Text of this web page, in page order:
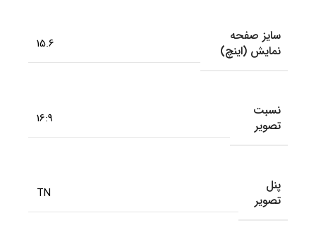
سایز صفحه
نمایش (اینچ)
15.6
نسبت
تصویر
16:9
پنل
تصویر
TN